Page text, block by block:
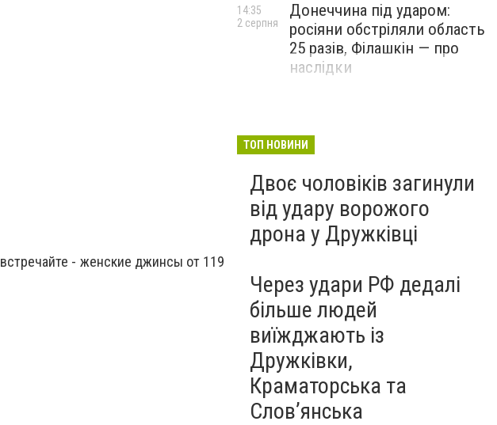
- женские джинсы от 119
Донеччина під ударом:
росіяни обстріляли область
25 разів, Філашкін — про
наслідки
14:35
2 серпня
ТОП НОВИНИ
Двоє чоловіків загинули
від удару ворожого
дрона у Дружківці
Через удари РФ дедалі
більше людей
виїжджають із
Дружківки,
Краматорська та
Слов’янська